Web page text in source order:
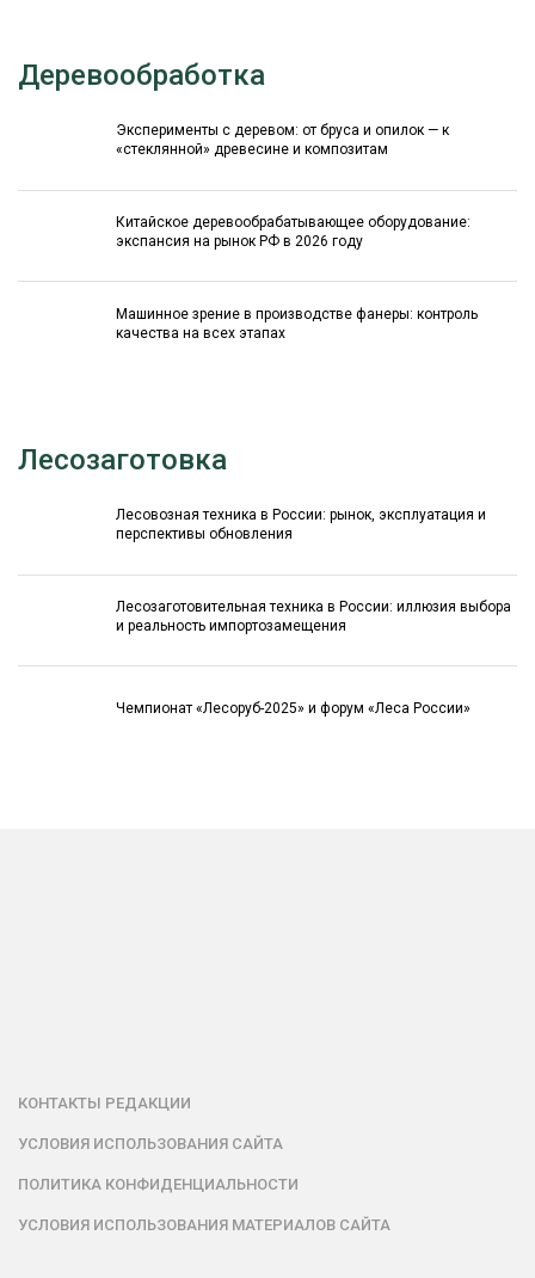
Деревообработка
Эксперименты с деревом: от бруса и опилок — к
«стеклянной» древесине и композитам
Китайское деревообрабатывающее оборудование:
экспансия на рынок РФ в 2026 году
Машинное зрение в производстве фанеры: контроль
качества на всех этапах
Лесозаготовка
Лесовозная техника в России: рынок, эксплуатация и
перспективы обновления
Лесозаготовительная техника в России: иллюзия выбора
и реальность импортозамещения
Чемпионат «Лесоруб-2025» и форум «Леса России»
КОНТАКТЫ РЕДАКЦИИ
УСЛОВИЯ ИСПОЛЬЗОВАНИЯ САЙТА
ПОЛИТИКА КОНФИДЕНЦИАЛЬНОСТИ
УСЛОВИЯ ИСПОЛЬЗОВАНИЯ МАТЕРИАЛОВ САЙТА